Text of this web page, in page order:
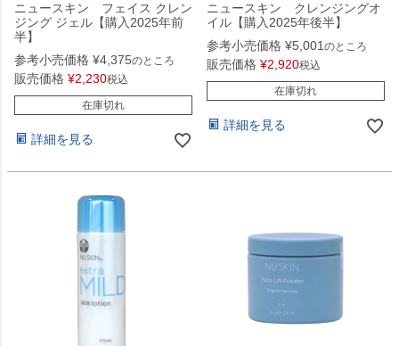
ニュースキン フェイス クレン
ジング ジェル【購入2025年前
半】
参考小売価格 ¥4,375のところ
販売価格 ¥2,230税込
在庫切れ
詳細を見る
ニュースキン クレンジングオ
イル【購入2025年後半】
参考小売価格 ¥5,001 のところ
販売価格 ¥2,920税込
在庫切れ
詳細を見る